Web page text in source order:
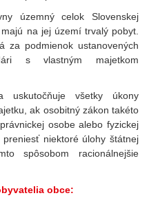
územný celok Slovenskej
na jej území trvalý pobyt.
za podmienok ustanovených
s vlastným majetkom
uskutočňuje všetky úkony
ak osobitný zákon takéto
osobe alebo fyzickej
niektoré úlohy štátnej
spôsobom racionálnejšie
obce: